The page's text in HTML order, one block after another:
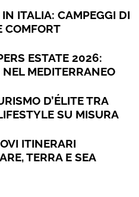
ITALIA: CAMPEGGI DI
COMFORT
ESTATE 2026:
MEDITERRANEO
D’ÉLITE TRA
SU MISURA
ITINERARI
TERRA E SEA